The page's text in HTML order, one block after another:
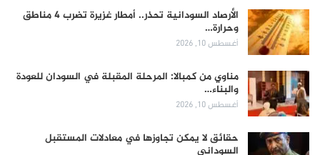
الأرصاد السودانية تحذر.. أمطار غزيرة تضرب 4 مناطق
وحرارة…
أغسطس 10, 2026
مناوي من كمبالا: المرحلة المقبلة في السودان للعودة
والبناء…
أغسطس 10, 2026
حقائق لا يمكن تجاوزها في معادلات المستقبل
السوداني